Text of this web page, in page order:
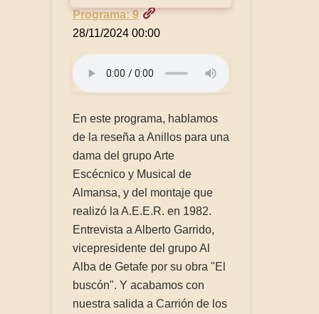
Programa: 9
28/11/2024 00:00
En este programa, hablamos
de la reseña a Anillos para una
dama del grupo Arte
Escécnico y Musical de
Almansa, y del montaje que
realizó la A.E.E.R. en 1982.
Entrevista a Alberto Garrido,
vicepresidente del grupo Al
Alba de Getafe por su obra "El
buscón". Y acabamos con
nuestra salida a Carrión de los